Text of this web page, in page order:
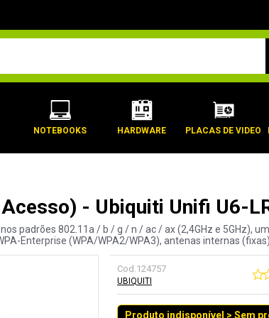
NOTEBOOKS HARDWARE PLACAS DE VIDEO
- Ubiquiti Unifi U6-
padrões 802.11a / b / g / n / ac / ax (2,4GHz e 5GHz),
Enterprise (WPA/WPA2/WPA3), antenas internas (fixas).
Cod.124757
UBIQUITI
Produto indisponível > Sem